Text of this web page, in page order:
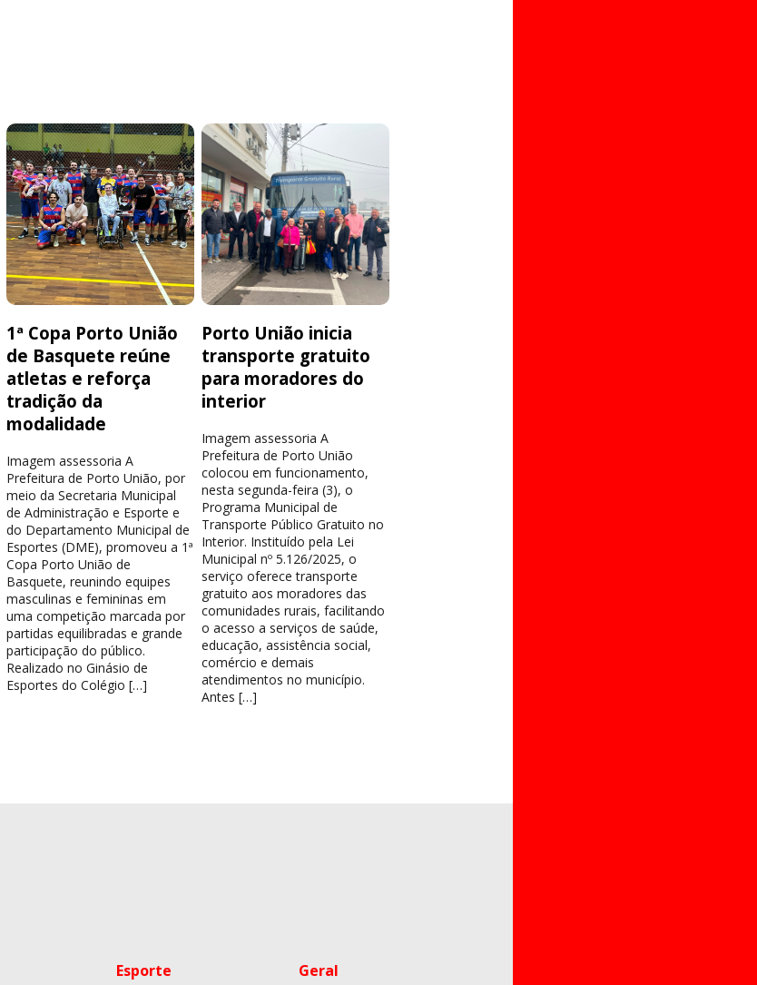
1ª Copa Porto União
de Basquete reúne
atletas e reforça
tradição da
modalidade
Imagem assessoria A
Prefeitura de Porto União, por
meio da Secretaria Municipal
de Administração e Esporte e
do Departamento Municipal de
Esportes (DME), promoveu a 1ª
Copa Porto União de
Basquete, reunindo equipes
masculinas e femininas em
uma competição marcada por
partidas equilibradas e grande
participação do público.
Realizado no Ginásio de
Esportes do Colégio […]
Porto União inicia
transporte gratuito
para moradores do
interior
Imagem assessoria A
Prefeitura de Porto União
colocou em funcionamento,
nesta segunda-feira (3), o
Programa Municipal de
Transporte Público Gratuito no
Interior. Instituído pela Lei
Municipal nº 5.126/2025, o
serviço oferece transporte
gratuito aos moradores das
comunidades rurais, facilitando
o acesso a serviços de saúde,
educação, assistência social,
comércio e demais
atendimentos no município.
Antes […]
Esporte Geral